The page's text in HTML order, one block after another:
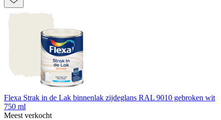
Flexa Strak in de Lak binnenlak zijdeglans RAL 9010 gebroken wit
750 ml
Meest verkocht